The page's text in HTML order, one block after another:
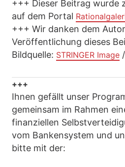
+++ Dieser Beitrag wurde
auf dem Portal
+++ Wir danken dem
Veröffentlichung dieses
Bildquelle: STRINGER Image
+++
Ihnen gefällt unser
gemeinsam im Rahmen
finanziellen
vom Bankensystem und
bitte mit der: